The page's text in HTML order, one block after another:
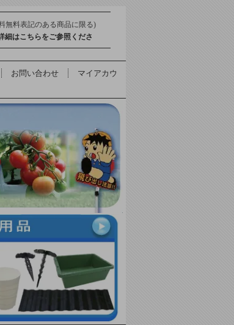
無料表記のある商品に限る)
細はこちらをご参照くださ
お問い合わせ
マイアカウ